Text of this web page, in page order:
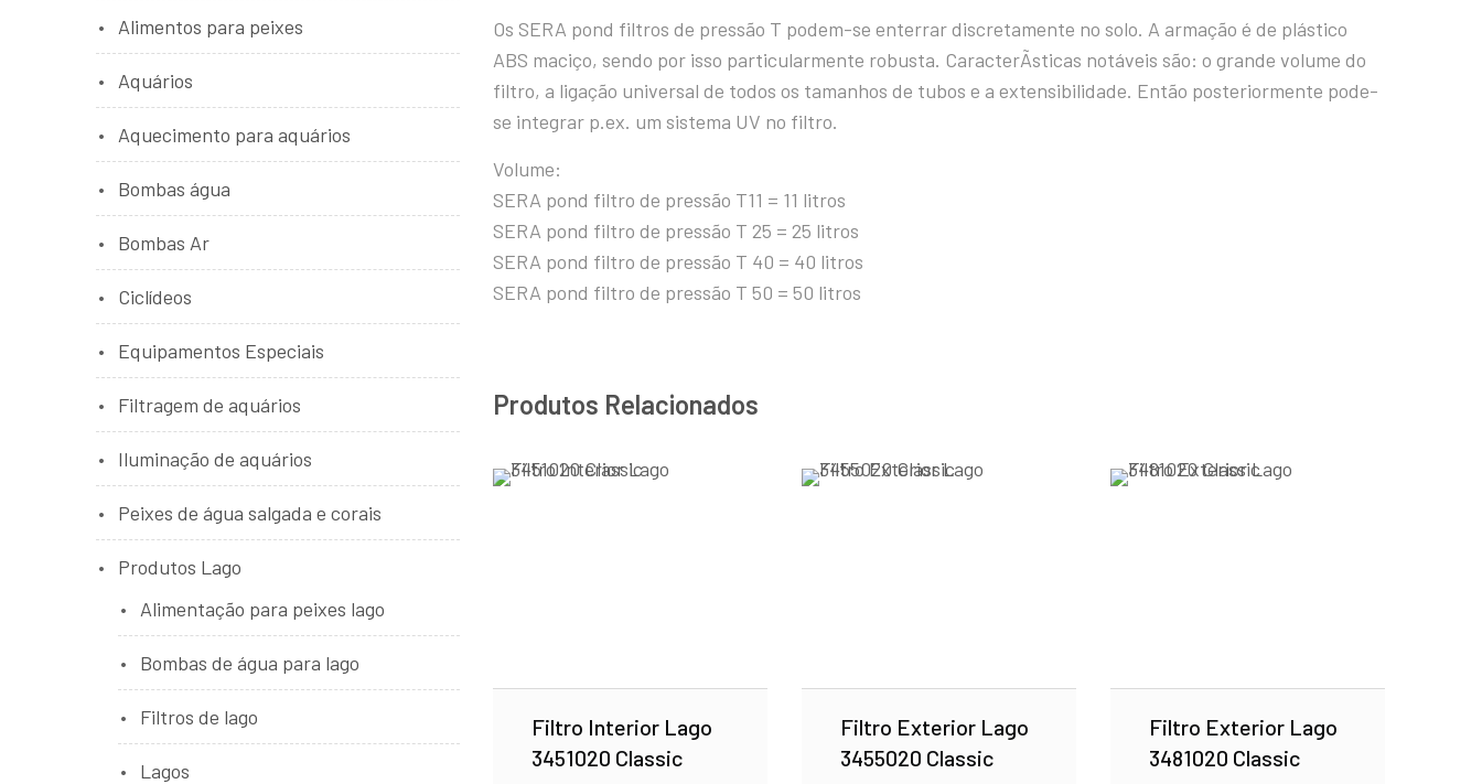
Os SERA pond filtros de pressão T podem-se enterrar discretamente no solo. A armação é de plástico
ABS maciço, sendo por isso particularmente robusta. CaracterÃ­sticas notáveis são: o grande volume do
filtro, a ligação universal de todos os tamanhos de tubos e a extensibilidade. Então posteriormente pode-
se integrar p.ex. um sistema UV no filtro.
Volume:
SERA pond filtro de pressão T11 = 11 litros
SERA pond filtro de pressão T 25 = 25 litros
SERA pond filtro de pressão T 40 = 40 litros
SERA pond filtro de pressão T 50 = 50 litros
Produtos Relacionados
Filtro Interior Lago
3451020 Classic
Filtro Exterior Lago
3455020 Classic
Filtro Exterior Lago
3481020 Classic
Alimentos para peixes
Aquários
Aquecimento para aquários
Bombas água
Bombas Ar
Ciclídeos
Equipamentos Especiais
Filtragem de aquários
Iluminação de aquários
Peixes de água salgada e corais
Produtos Lago
Alimentação para peixes lago
Bombas de água para lago
Filtros de lago
Lagos